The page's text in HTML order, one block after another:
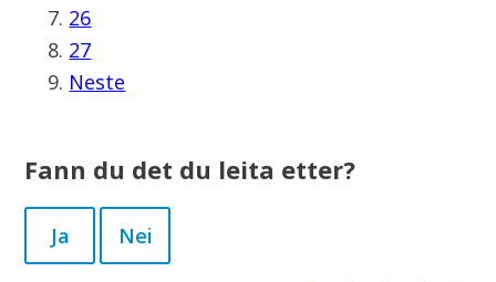
26
27
Neste
Fann du det du leita etter?
Ja Nei